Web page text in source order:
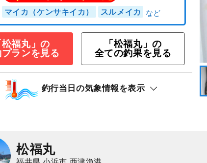
（16：00出船の夕方便）贅沢五目＆イカ
釣りプラン
12,000
松福丸」の
ランを見る
「松福丸」の
全ての釣果を見る
釣行当日の気象情報を表示
松福丸